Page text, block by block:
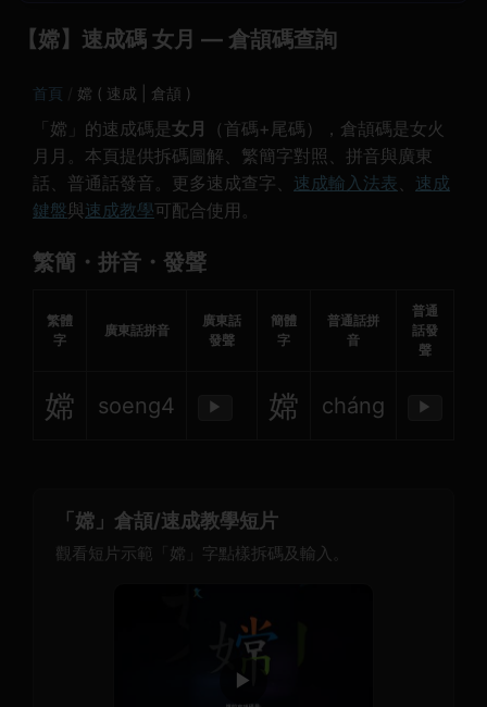
【嫦】速成碼 女月 — 倉頡碼查詢
首頁 嫦 ( 速成 | 倉頡 )
「嫦」的速成碼是 女月
（首碼+尾碼），倉頡碼是女火
月月。本頁提供拆碼圖解、繁簡字對照、拼音與廣東
話、普通話發音。更多速成查字、 速成輸入法表、 速成
鍵盤與速成教學可配合使用。
繁簡・拼音・發聲
繁體
字
廣東話拼音
廣東話
發聲
簡體
字
普通話拼
音
普通
話發
聲
嫦 soeng4 ▶ 嫦 cháng ▶
「嫦」倉頡/速成教學短片
觀看短片示範「嫦」字點樣拆碼及輸入。
▶